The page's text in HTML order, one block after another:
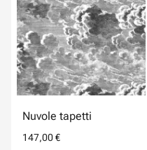
Nuvole tapetti
147,00 €